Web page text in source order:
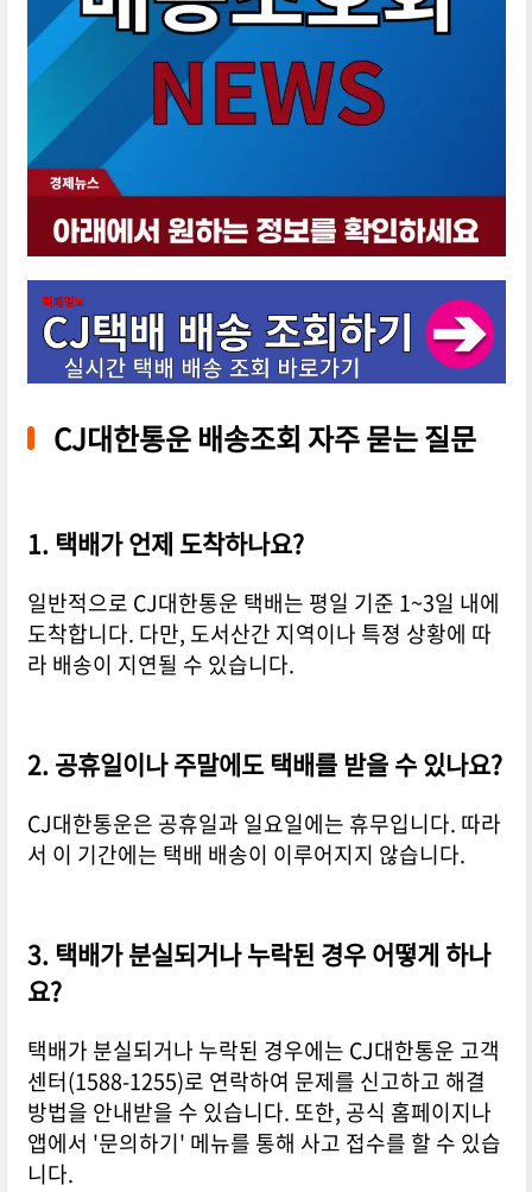
CJ대한통운 배송조회 자주 묻는 질문
1. 택배가 언제 도착하나요?
일반적으로 CJ대한통운 택배는 평일 기준 1~3일 내에
도착합니다. 다만, 도서산간 지역이나 특졍 상황에 따
라 배송이 지연될 수 있습니다.
2. 공휴일이나 주말에도 택배를 받을 수 있나요?
CJ대한통운은 공휴일과 일요일에는 휴무입니다. 따라
서 이 기간에는 택배 배송이 이루어지지 않습니다.
3. 택배가 분실되거나 누락된 경우 어떻게 하나
요?
택배가 분실되거나 누락된 경우에는 CJ대한통운 고객
센터(1588-1255)로 연락하여 문제를 신고하고 해결
방법을 안내받을 수 있습니다. 또한, 공식 홈페이지나
앱에서 '문의하기' 메뉴를 통해 사고 접수를 할 수 있습
니다.